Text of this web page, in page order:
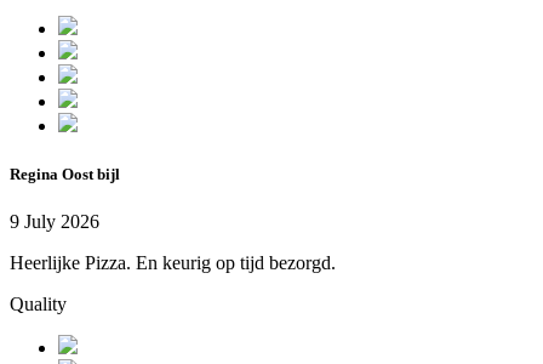
Regina Oost bijl
9 July 2026
Heerlijke Pizza. En keurig op tijd bezorgd.
Quality